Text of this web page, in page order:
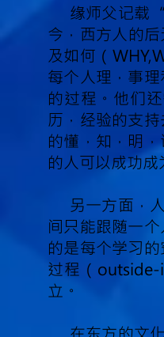
缘师父记载
今，西方人的
及如何（
每个人理，事
的过程。他们
历，经验的支
的懂，知，明
的人可以成功
另一方面，
间只能跟随一
的是每个学习
过程（
立。